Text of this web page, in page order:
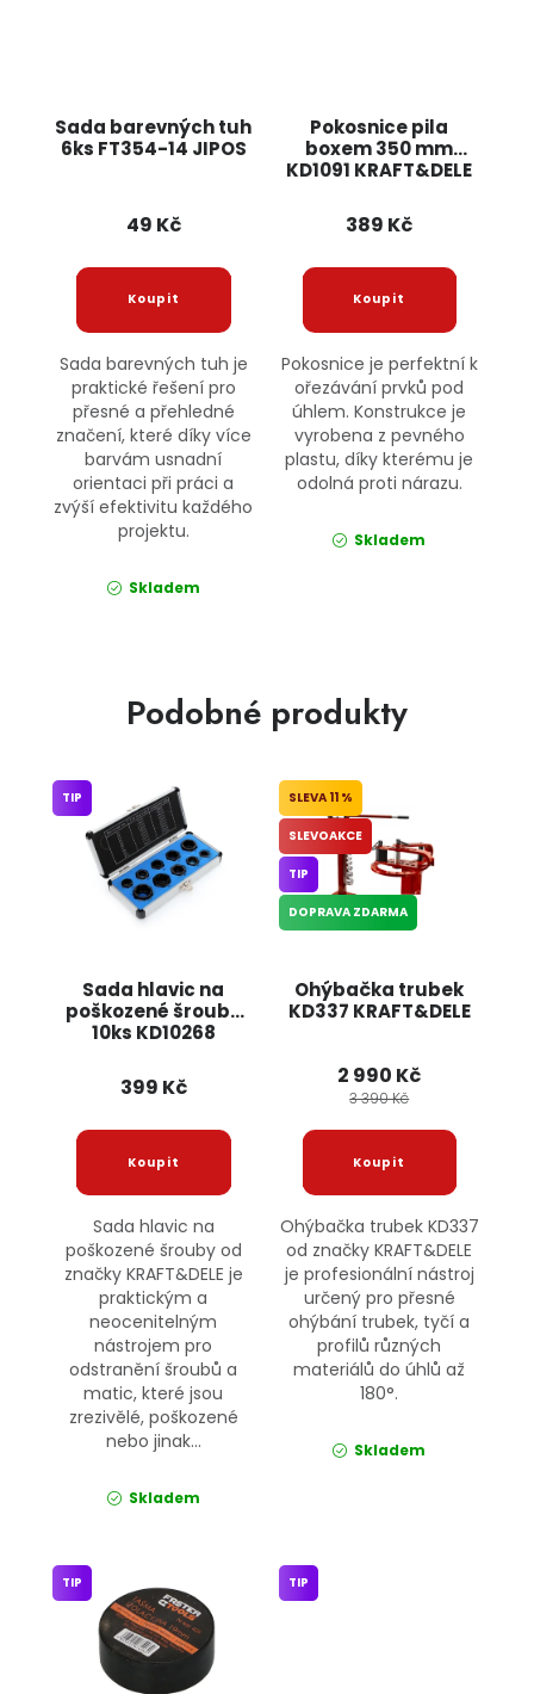
Sada barevných tuh
6ks FT354-14 JIPOS
49 Kč
Sada barevných tuh je
praktické řešení pro
přesné a přehledné
značení, které díky více
barvám usnadní
orientaci při práci a
zvýší efektivitu každého
projektu.
Skladem
Pokosnice pila
boxem 350 mm
KD1091 KRAFT&DELE
389 Kč
Pokosnice je perfektní k
ořezávání prvků pod
úhlem. Konstrukce je
vyrobena z pevného
plastu, díky kterému je
odolná proti nárazu.
Skladem
Podobné produkty
Sada hlavic na
poškozené šrouby
10ks KD10268
TIP
399 Kč
Sada hlavic na
poškozené šrouby od
značky KRAFT&DELE je
praktickým a
neocenitelným
nástrojem pro
odstranění šroubů a
matic, které jsou
zrezivělé, poškozené
nebo jinak...
Skladem
Ohýbačka trubek
KD337 KRAFT&DELE
11 %
SLEVOAKCE
TIP
DOPRAVA ZDARMA
2 990 Kč
3 390 Kč
Ohýbačka trubek KD337
od značky KRAFT&DELE
je profesionální nástroj
určený pro přesné
ohýbání trubek, tyčí a
profilů různých
materiálů do úhlů až
180°.
Skladem
TIP TIP